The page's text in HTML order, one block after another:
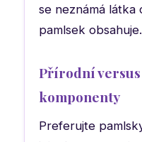
se neznámá látka
pamlsek obsahuje.
Přírodní
komponenty
Preferujte